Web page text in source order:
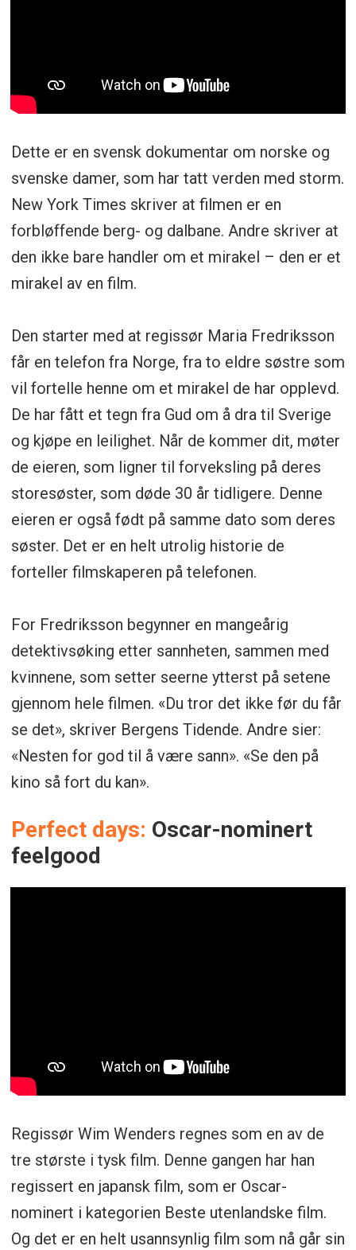
Dette er en svensk dokumentar om norske og
svenske damer, som har tatt verden med storm.
New York Times skriver at filmen er en
forbløffende berg- og dalbane. Andre skriver at
den ikke bare handler om et mirakel – den er et
mirakel av en film.
Den starter med at regissør Maria Fredriksson
får en telefon fra Norge, fra to eldre søstre som
vil fortelle henne om et mirakel de har opplevd.
De har fått et tegn fra Gud om å dra til Sverige
og kjøpe en leilighet. Når de kommer dit, møter
de eieren, som ligner til forveksling på deres
storesøster, som døde 30 år tidligere. Denne
eieren er også født på samme dato som deres
søster. Det er en helt utrolig historie de
forteller filmskaperen på telefonen.
For Fredriksson begynner en mangeårig
detektivsøking etter sannheten, sammen med
kvinnene, som setter seerne ytterst på setene
gjennom hele filmen. «Du tror det ikke før du får
se det», skriver Bergens Tidende. Andre sier:
«Nesten for god til å være sann». «Se den på
kino så fort du kan».
Perfect days: Oscar-nominert
feelgood
Regissør Wim Wenders regnes som en av de
tre største i tysk film. Denne gangen har han
regissert en japansk film, som er Oscar-
nominert i kategorien Beste utenlandske film.
Og det er en helt usannsynlig film som nå går sin